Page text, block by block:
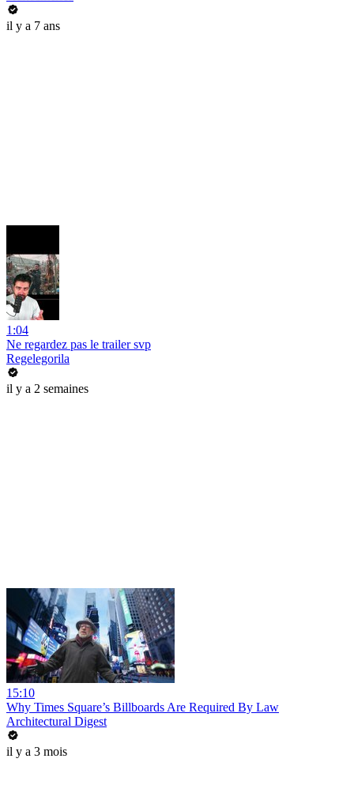
il y a 7 ans
1:04
Ne regardez pas le trailer svp
Regelegorila
il y a 2 semaines
15:10
Why Times Square’s Billboards Are Required By Law
Architectural Digest
il y a 3 mois